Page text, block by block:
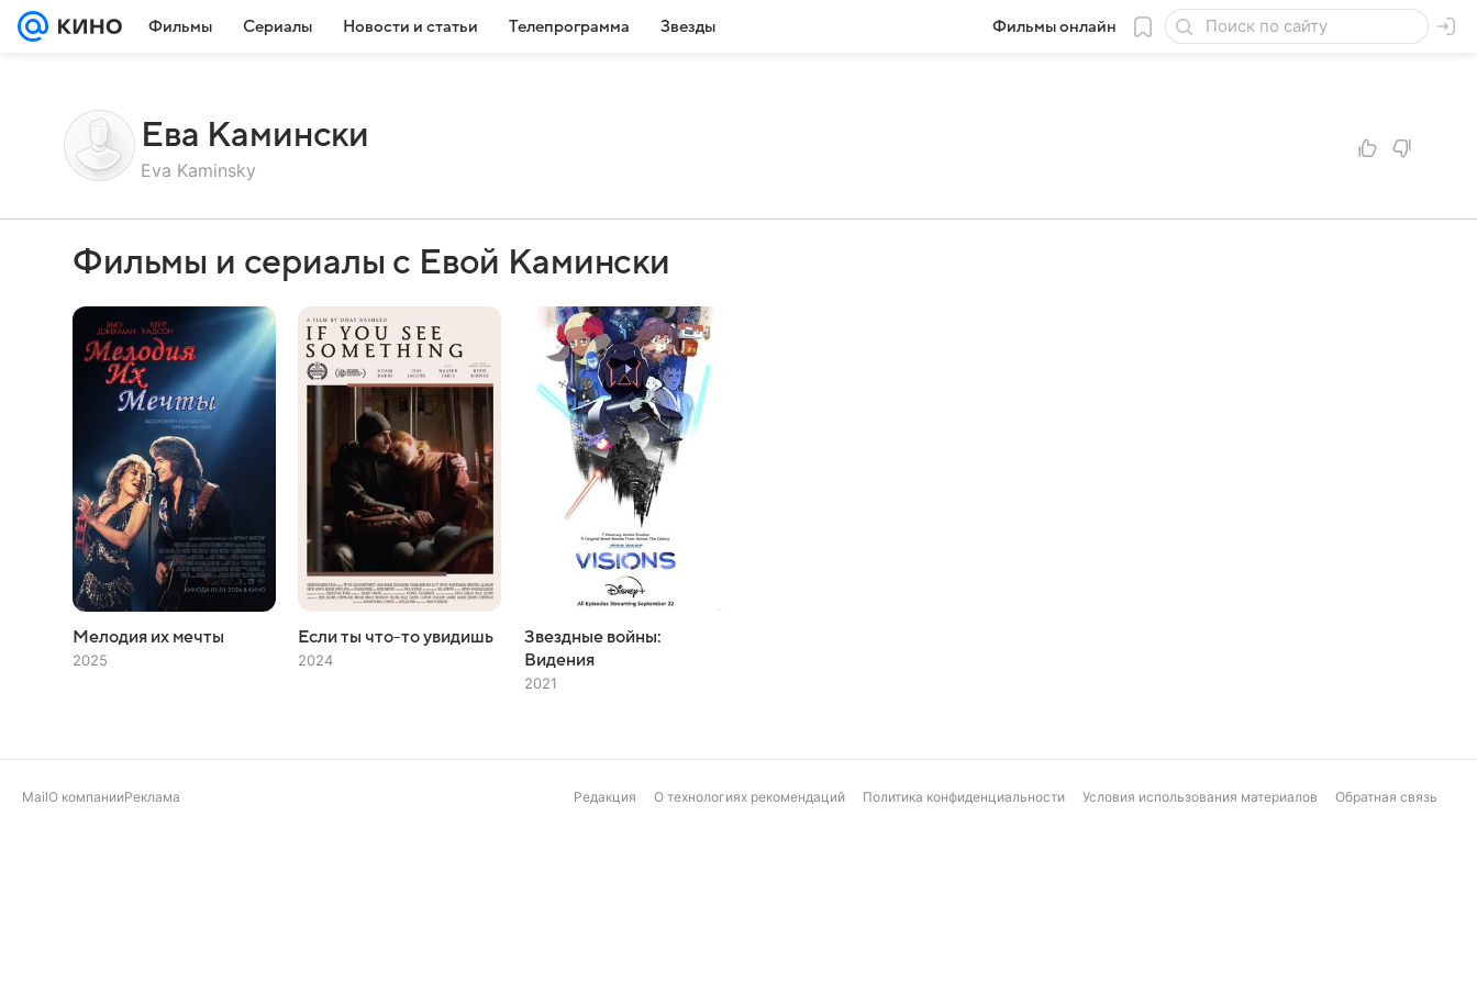
Фильмы Сериалы Новости и статьи Телепрограмма Звезды Фильмы онлайн
Ева Камински
Eva Kaminsky
Фильмы и сериалы с Евой Камински
Мелодия их мечты
2025
Если ты что-то увидишь
2024
Звездные войны:
Видения
2021
MailО компанииРеклама Редакция О технологиях рекомендаций Политика конфиденциальности Условия использования материалов Обратная связь